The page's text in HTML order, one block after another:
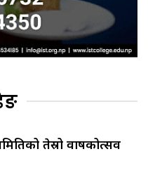
तेस्रो वार्षिकोत्सव